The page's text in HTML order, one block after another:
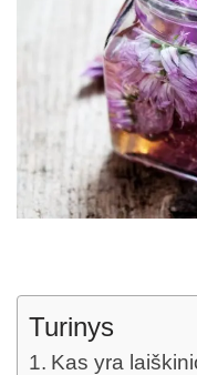
Turinys
Kas yra